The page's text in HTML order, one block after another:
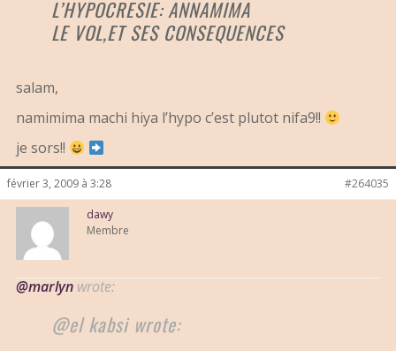
L’HYPOCRESIE: ANNAMIMA
LE VOL,ET SES CONSEQUENCES
salam,
namimima machi hiya l’hypo c’est plutot nifa9!!
je sors!!
février 3, 2009 à 3:28 #264035
dawy
Membre
@marlyn wrote:
@el kabsi wrote: